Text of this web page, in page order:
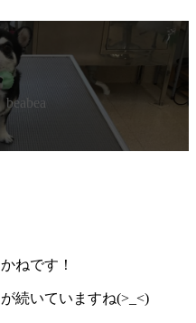
beabea
ねです！
続いていますね(>_<)